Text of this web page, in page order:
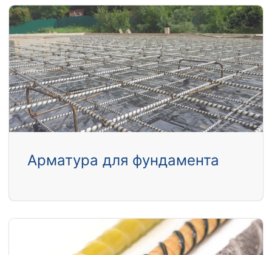
Арматура для фундамента